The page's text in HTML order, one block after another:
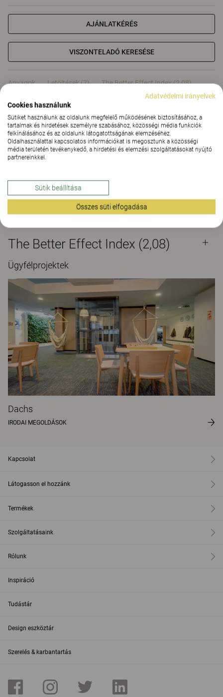
AJÁNLATKÉRÉS
VISZONTELADÓ KERESÉSE
Anyagok Letöltések (7) The Better Effect Index (2,08)
Tanúsítványok
7)
The Better Effect Index (2,08)
Ügyfélprojektek
Dachs
IRODAI MEGOLDÁSOK
Kapcsolat
Látogasson el hozzánk
Termékek
Szolgáltatásaink
Rólunk
Inspiráció
Tudástár
Design eszköztár
Szerelés & karbantartás
Adatvédelmi irányelvek
Cookies használunk
Sütiket használunk az oldalunk megfelelő működésének biztosításához, a
tartalmak és hirdetések személyre szabásához, közösségi média funkciók
felkínálásához és az oldalunk látogatottságának elemzéséhez.
Oldalhasználattal kapcsolatos információkat is megosztunk a közösségi
média területén tevékenykedő, a hirdetési és elemzési szolgáltatásokat nyújtó
partnereinkkel.
Sütik beállítása
Összes süti elfogadása